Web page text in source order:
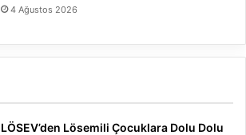
4 Ağustos 2026
LÖSEV’den Lösemili Çocuklara Dolu Dolu